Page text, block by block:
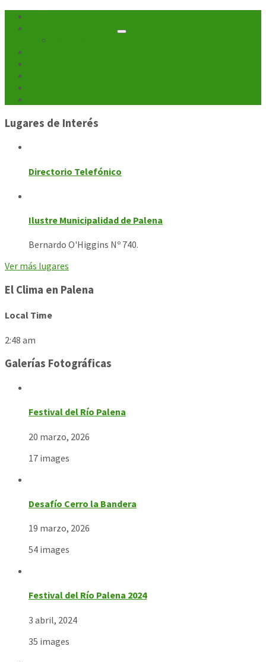
Lugares de Interés
Directorio Telefónico
Ilustre Municipalidad de Palena
Bernardo O'Higgins Nº 740.
Ver más lugares
El Clima en Palena
Local Time
2:48 am
Galerías Fotográficas
Festival del Río Palena
20 marzo, 2026
17 images
Desafío Cerro la Bandera
19 marzo, 2026
54 images
Festival del Río Palena 2024
3 abril, 2024
35 images